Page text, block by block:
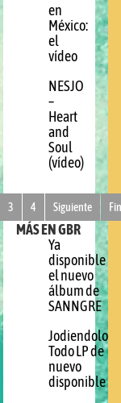
en
México:
el
vídeo
NESJO
–
Heart
and
Soul
(vídeo)
3 4 Siguiente
MÁS EN GBR
Ya
disponible
el nuevo
álbum de
SANNGRE
Jodiendolo
Todo LP de
nuevo
disponible